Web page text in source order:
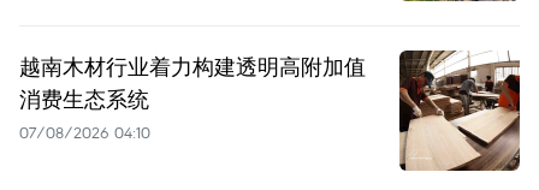
越南木材行业着力构建透明高附加值
消费生态系统
07/08/2026 04:10